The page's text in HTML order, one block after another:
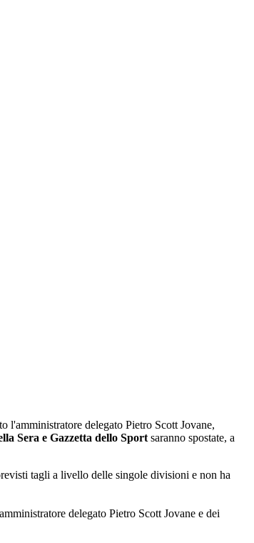
l'amministratore delegato Pietro Scott Jovane,
Sera e Gazzetta dello Sport saranno spostate, a
tagli a livello delle singole divisioni e non ha
delegato Pietro Scott Jovane e dei